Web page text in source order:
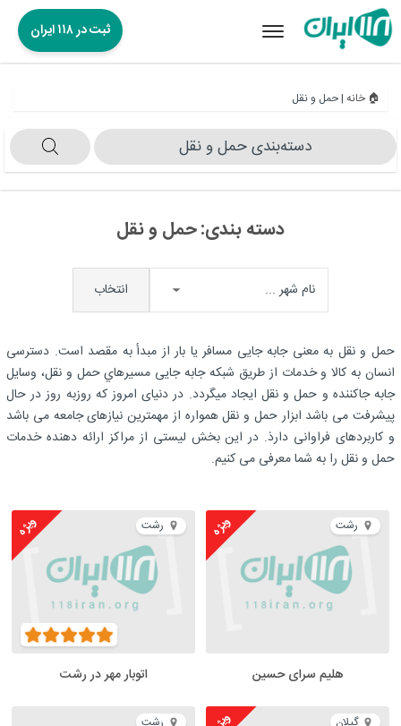
Toggle
ثبت در ۱۱۸ ایران
🏠 خانه |حمل و نقل
دسته‌بندی‌ حمل و نقل
دسته بندی:حمل و نقل
انتخاب
حمل و نقل به معنی جابه جایی مسافر یا بار از مبدأ به مقصد است. دسترسی
انسان به کالا و خدمات از طریق شبکه جابه جایی مسيرهاي حمل و نقل، وسایل
جابه جاکننده و حمل و نقل ایجاد میگردد. در دنیای امروز که روزبه روز در حال
پیشرفت می باشد ابزار حمل و نقل همواره از مهمترین نیازهای جامعه می باشد
و کاربردهای فراوانی دارذ. در این بخش لیستی از مراکز ارائه دهنده خدمات
حمل و نقل را به شما معرفی می کنیم.
رشت ویژه
هلیم سرای حسین
رشت ویژه
اتوبار مهر در رشت
گیلان رشت